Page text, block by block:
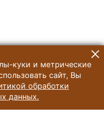
куки и метрические
сайт, Вы
обработки
данных.